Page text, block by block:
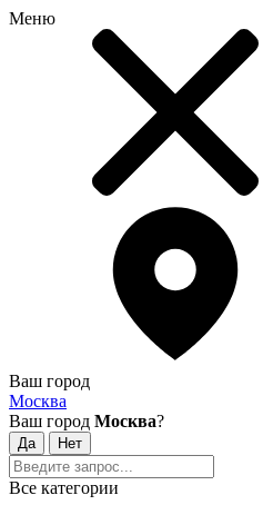
Меню
Ваш город
Москва
Ваш город Москва?
Все категории